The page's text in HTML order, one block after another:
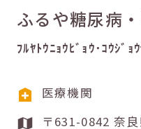
ふるや糖尿病
ﾌﾙﾔﾄｳﾆｮｳﾋﾞｮｳ･ｺｳｼﾞｮ
医療機関
〒631-0842 奈良県奈良市菅原東2丁目18番